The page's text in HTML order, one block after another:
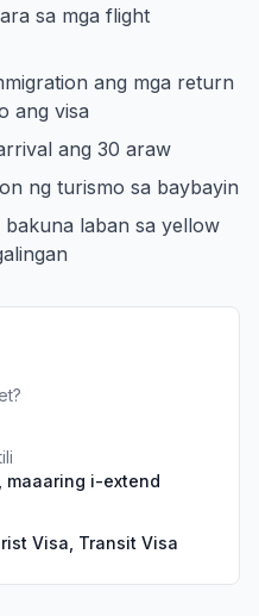
sa mga flight
ang mga return
ang visa
ang 30 araw
ng turismo sa baybayin
laban sa yellow
i-extend
Visa, Transit Visa